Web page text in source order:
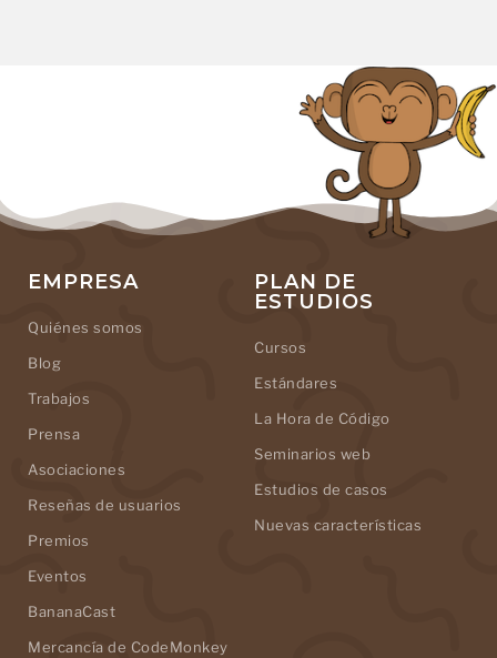
EMPRESA
Quiénes somos
Blog
Trabajos
Prensa
Asociaciones
Reseñas de usuarios
Premios
Eventos
BananaCast
Mercancía de CodeMonkey
PLAN DE
ESTUDIOS
Cursos
Estándares
La Hora de Código
Seminarios web
Estudios de casos
Nuevas características